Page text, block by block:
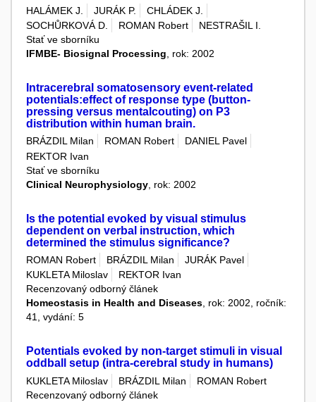
HALÁMEK J. JURÁK P.
CHLÁDEK J.
SOCHŮRKOVÁ D.
ROMAN Robert
NESTRAŠIL I.
Stať ve sborníku
IFMBE- Biosignal Processing , rok: 2002
Intracerebral somatosensory event-related
potentials:effect of response type (button-
pressing versus mentalcouting) on P3
distribution within human brain.
BRÁZDIL Milan ROMAN Robert
DANIEL Pavel
REKTOR Ivan
Stať ve sborníku
Clinical Neurophysiology , rok: 2002
Is the potential evoked by visual stimulus
dependent on verbal instruction, which
determined the stimulus significance?
ROMAN Robert BRÁZDIL Milan
JURÁK Pavel
KUKLETA Miloslav
REKTOR Ivan
Recenzovaný odborný článek
Homeostasis in Health and Diseases, rok: 2002, ročník:
41, vydání: 5
Potentials evoked by non-target stimuli in visual
oddball setup (intra-cerebral study in humans)
KUKLETA Miloslav BRÁZDIL Milan
ROMAN Robert
Recenzovaný odborný článek